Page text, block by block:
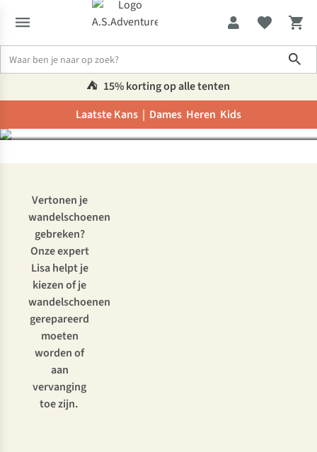
⛺️ 15% korting op alle tenten
Laatste Kans | Dames Heren Kids
Nieuwe wandelschoenen
kopen of je oude laten
herstellen?
Vertonen je
wandelschoenen
gebreken?
Onze expert
Lisa helpt je
kiezen of je
wandelschoenen
gerepareerd
moeten
worden of
aan
vervanging
toe zijn.